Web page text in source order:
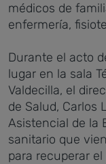
médicos de
enfermería,
Durante el acto
lugar en la sala
Valdecilla, el
de Salud, Carlos
Asistencial de la
sanitario que
para recuperar